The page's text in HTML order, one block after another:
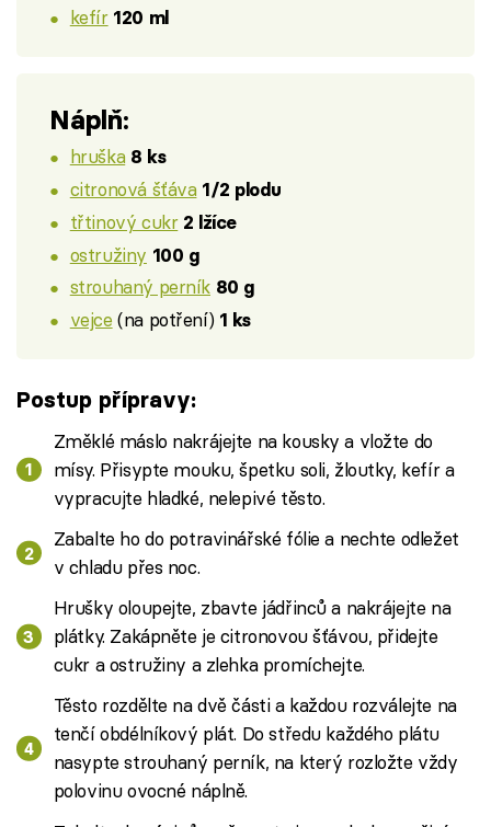
kefír 120 ml
Náplň:
hruška 8 ks
citronová šťáva 1/2 plodu
třtinový cukr 2 lžíce
ostružiny 100 g
strouhaný perník 80 g
vejce (na potření) 1 ks
Postup přípravy:
Změklé máslo nakrájejte na kousky a vložte do
mísy. Přisypte mouku, špetku soli, žloutky, kefír a
vypracujte hladké, nelepivé těsto.
Zabalte ho do potravinářské fólie a nechte odležet
v chladu přes noc.
Hrušky oloupejte, zbavte jádřinců a nakrájejte na
plátky. Zakápněte je citronovou šťávou, přidejte
cukr a ostružiny a zlehka promíchejte.
Těsto rozdělte na dvě části a každou rozválejte na
tenčí obdélníkový plát. Do středu každého plátu
nasypte strouhaný perník, na který rozložte vždy
polovinu ovocné náplně.